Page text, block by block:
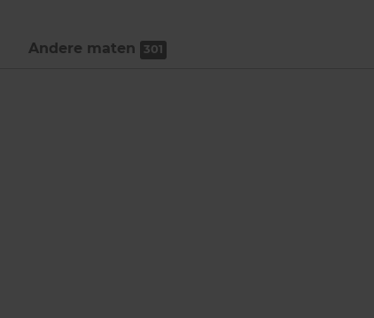
Andere maten 301